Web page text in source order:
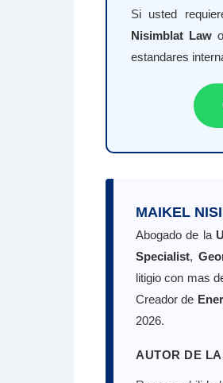
Si usted
Nisimblat Law
estandares
MAIKEL
Abogado de la
Specialist,
litigio con mas
Creador de
2026.
AUTOR DE